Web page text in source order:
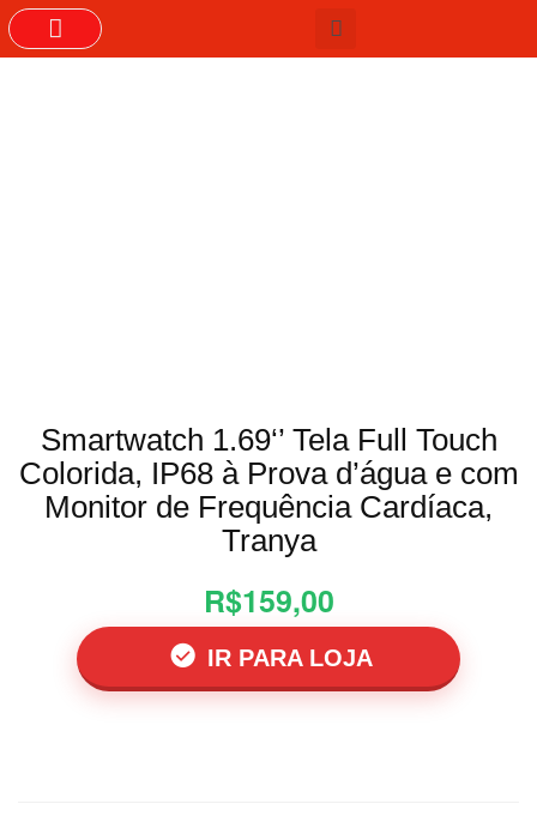
Smartwatch 1.69‘’ Tela Full Touch
Colorida, IP68 à Prova d’água e com
Monitor de Frequência Cardíaca,
Tranya
R$159,00
IR PARA LOJA